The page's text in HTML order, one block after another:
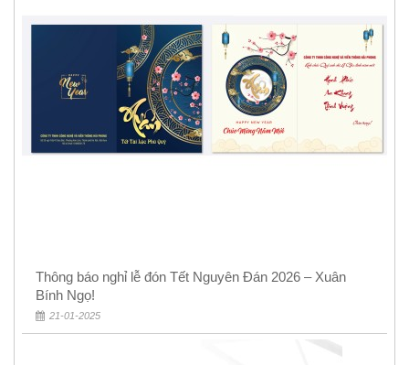
Thông báo nghỉ lễ đón Tết Nguyên Đán 2026 – Xuân
Bính Ngọ!
21-01-2025